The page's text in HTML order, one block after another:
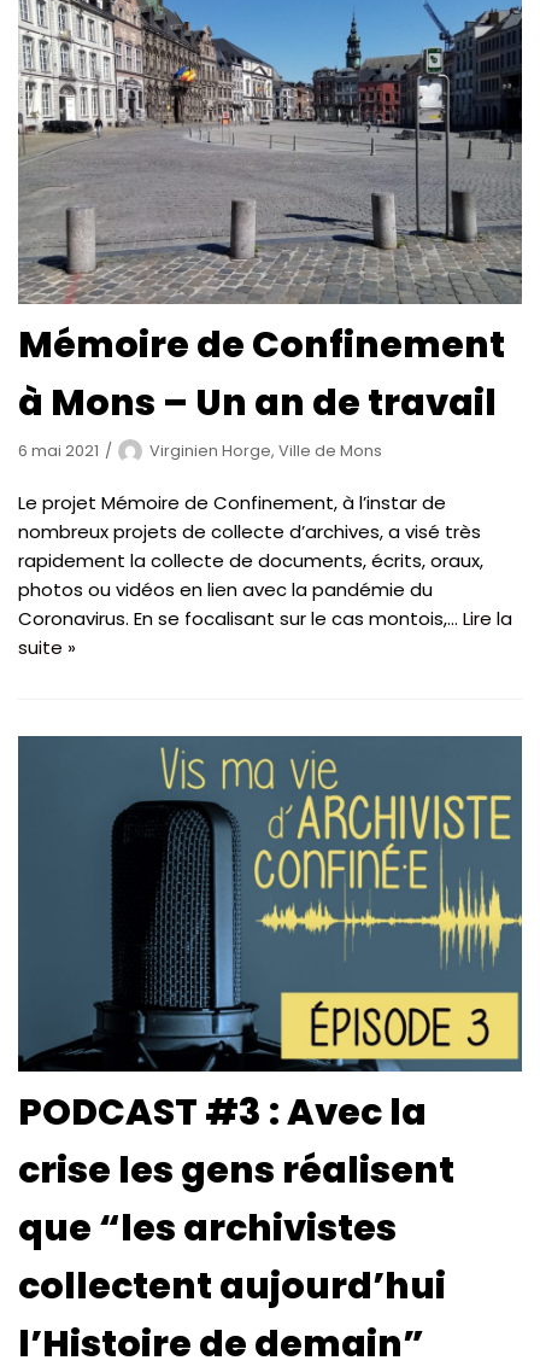
Mémoire de Confinement
à Mons – Un an de travail
6 mai 2021 Virginien Horge, Ville de Mons
Le projet Mémoire de Confinement, à l’instar de
nombreux projets de collecte d’archives, a visé très
rapidement la collecte de documents, écrits, oraux,
photos ou vidéos en lien avec la pandémie du
Coronavirus. En se focalisant sur le cas montois,… Lire la
suite »
PODCAST #3 : Avec la
crise les gens réalisent
que “les archivistes
collectent aujourd’hui
l’Histoire de demain”